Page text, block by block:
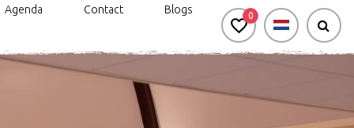
Bereikbaarheid
Agenda Contact Blogs 0